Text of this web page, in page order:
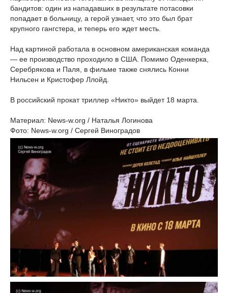
бандитов: один из нападавших в результате потасовки
попадает в больницу, а герой узнает, что это был брат
крупного гангстера, и теперь его ждет месть.
Над картиной работала в основном американская команда
— ее производство проходило в США. Помимо Оденкерка,
Серебрякова и Паля, в фильме также снялись Конни
Нильсен и Кристофер Ллойд.
В российский прокат триллер «Никто» выйдет 18 марта.
Материал: News-w.org / Наталья Логинова
Фото: News-w.org / Сергей Виноградов